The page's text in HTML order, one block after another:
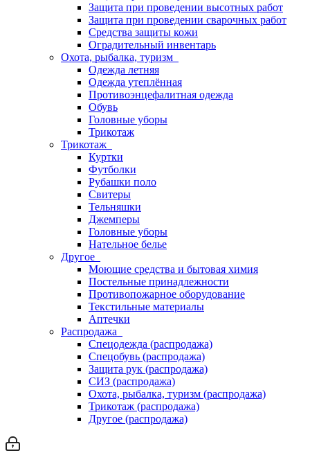
Защита при проведении высотных работ
Защита при проведении сварочных работ
Средства защиты кожи
Оградительный инвентарь
Охота, рыбалка, туризм
Одежда летняя
Одежда утеплённая
Противоэнцефалитная одежда
Обувь
Головные уборы
Трикотаж
Трикотаж
Куртки
Футболки
Рубашки поло
Свитеры
Тельняшки
Джемперы
Головные уборы
Нательное белье
Другое
Моющие средства и бытовая химия
Постельные принадлежности
Противопожарное оборудование
Текстильные материалы
Аптечки
Распродажа
Спецодежда (распродажа)
Спецобувь (распродажа)
Защита рук (распродажа)
СИЗ (распродажа)
Охота, рыбалка, туризм (распродажа)
Трикотаж (распродажа)
Другое (распродажа)